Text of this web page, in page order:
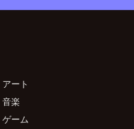
アート
音楽
ゲーム